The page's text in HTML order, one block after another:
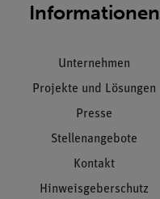
Informationen
Unternehmen
Projekte und Lösungen
Presse
Stellenangebote
Kontakt
Hinweisgeberschutz